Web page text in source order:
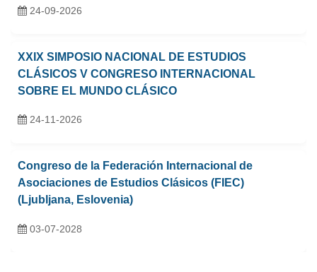
24-09-2026
XXIX SIMPOSIO NACIONAL DE ESTUDIOS
CLÁSICOS V CONGRESO INTERNACIONAL
SOBRE EL MUNDO CLÁSICO
24-11-2026
Congreso de la Federación Internacional de
Asociaciones de Estudios Clásicos (FIEC)
(Ljubljana, Eslovenia)
03-07-2028